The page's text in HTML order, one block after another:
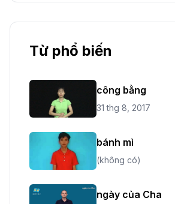
Từ phổ biến
công bằng
31 thg 8, 2017
bánh mì
(không có)
ngày của Cha